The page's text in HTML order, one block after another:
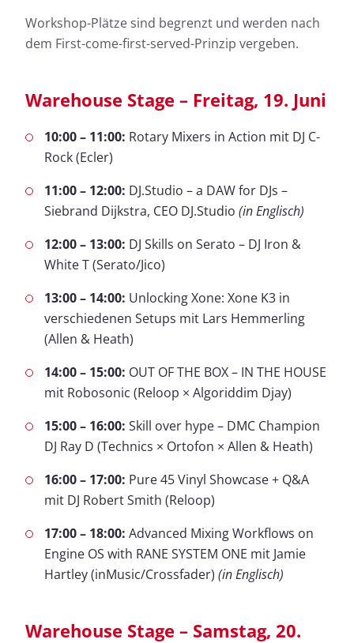
Workshop-Plätze sind begrenzt und werden nach
dem First-come-first-served-Prinzip vergeben.
Warehouse Stage – Freitag, 19. Juni
10:00 – 11:00: Rotary Mixers in Action mit DJ C-
Rock (Ecler)
11:00 – 12:00: DJ.Studio – a DAW for DJs –
Siebrand Dijkstra, CEO DJ.Studio (in Englisch)
12:00 – 13:00: DJ Skills on Serato – DJ Iron &
White T (Serato/Jico)
13:00 – 14:00: Unlocking Xone: Xone K3 in
verschiedenen Setups mit Lars Hemmerling
(Allen & Heath)
14:00 – 15:00: OUT OF THE BOX – IN THE HOUSE
mit Robosonic (Reloop × Algoriddim Djay)
15:00 – 16:00: Skill over hype – DMC Champion
DJ Ray D (Technics × Ortofon × Allen & Heath)
16:00 – 17:00: Pure 45 Vinyl Showcase + Q&A
mit DJ Robert Smith (Reloop)
17:00 – 18:00: Advanced Mixing Workflows on
Engine OS with RANE SYSTEM ONE mit Jamie
Hartley (inMusic/Crossfader) (in Englisch)
Warehouse Stage – Samstag, 20.